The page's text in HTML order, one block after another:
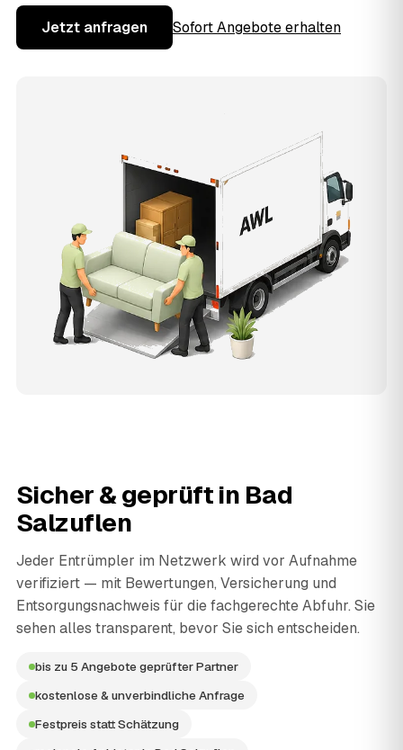
Jetzt anfragen Sofort Angebote erhalten
Sicher & geprüft in Bad
Salzuflen
Jeder Entrümpler im Netzwerk wird vor Aufnahme
verifiziert — mit Bewertungen, Versicherung und
Entsorgungsnachweis für die fachgerechte Abfuhr. Sie
sehen alles transparent, bevor Sie sich entscheiden.
bis zu 5 Angebote geprüfter Partner
kostenlose & unverbindliche Anfrage
Festpreis statt Schätzung